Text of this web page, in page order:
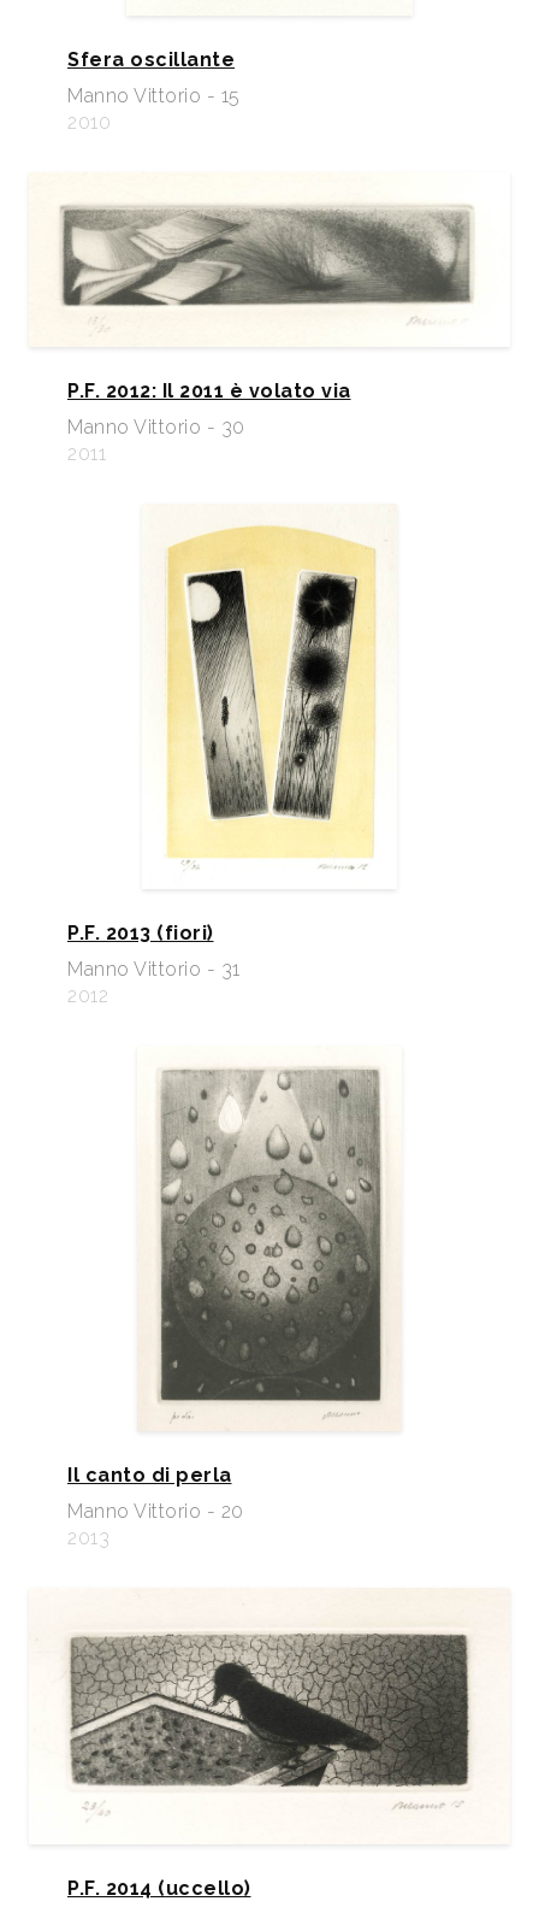
Sfera oscillante
Manno Vittorio - 15
2010
P.F. 2012: Il 2011 è volato via
Manno Vittorio - 30
2011
P.F. 2013 (fiori)
Manno Vittorio - 31
2012
Il canto di perla
Manno Vittorio - 20
2013
P.F. 2014 (uccello)